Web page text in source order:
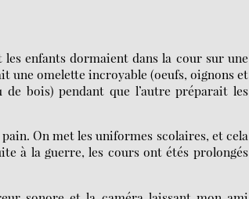
enfants dormaient dans la cour sur une
une omelette incroyable (oeufs, oignons et
bois) pendant que l’autre préparait les
On met les uniformes scolaires, et cela
à la guerre, les cours ont étés prolongés